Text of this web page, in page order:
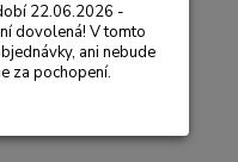
22.06.2026 -
dovolená! V tomto
ani nebude
za pochopení.